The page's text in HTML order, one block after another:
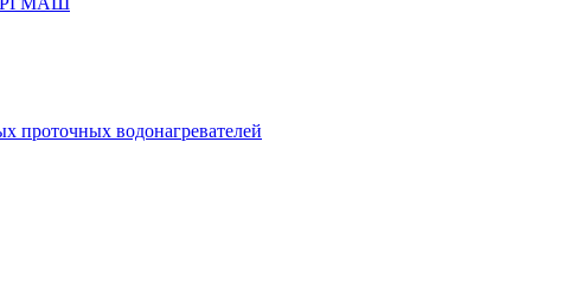
проточных водонагревателей